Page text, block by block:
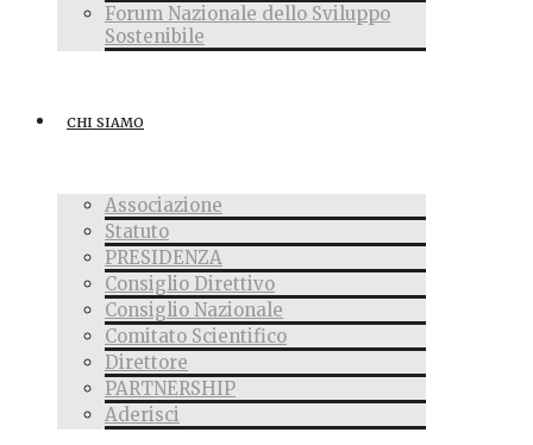
Forum Nazionale dello Sviluppo
Sostenibile
CHI SIAMO
Associazione
Statuto
PRESIDENZA
Consiglio Direttivo
Consiglio Nazionale
Comitato Scientifico
Direttore
PARTNERSHIP
Aderisci